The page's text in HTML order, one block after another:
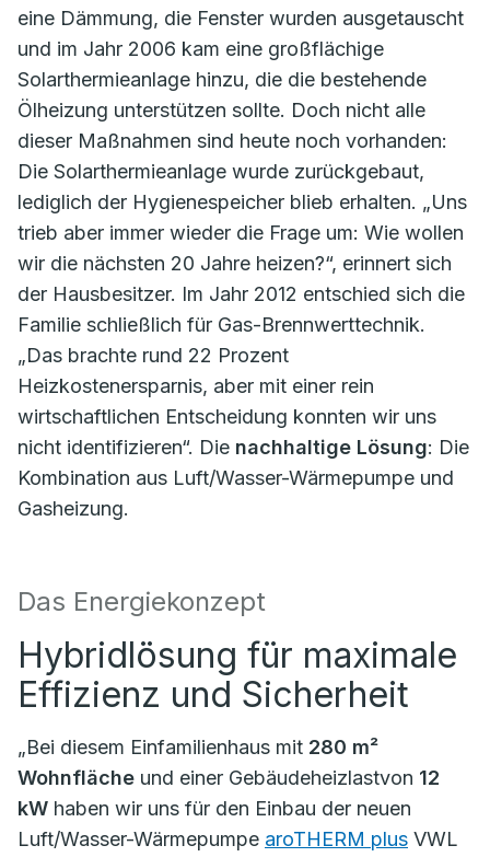
eine Dämmung, die Fenster wurden ausgetauscht
und im Jahr 2006 kam eine großflächige
Solarthermieanlage hinzu, die die bestehende
Ölheizung unterstützen sollte. Doch nicht alle
dieser Maßnahmen sind heute noch vorhanden:
Die Solarthermieanlage wurde zurückgebaut,
lediglich der Hygienespeicher blieb erhalten. „Uns
trieb aber immer wieder die Frage um: Wie wollen
wir die nächsten 20 Jahre heizen?“, erinnert sich
der Hausbesitzer. Im Jahr 2012 entschied sich die
Familie schließlich für Gas-Brennwerttechnik.
„Das brachte rund 22 Prozent
Heizkostenersparnis, aber mit einer rein
wirtschaftlichen Entscheidung konnten wir uns
nicht identifizieren“. Die nachhaltige Lösung: Die
Kombination aus Luft/Wasser-Wärmepumpe und
Gasheizung.
Das Energiekonzept
Hybridlösung für maximale
Effizienz und Sicherheit
„Bei diesem Einfamilienhaus mit 280 m²
Wohnfläche und einer Gebäudeheizlastvon 12
kW haben wir uns für den Einbau der neuen
Luft/Wasser-Wärmepumpe aroTHERM plus VWL